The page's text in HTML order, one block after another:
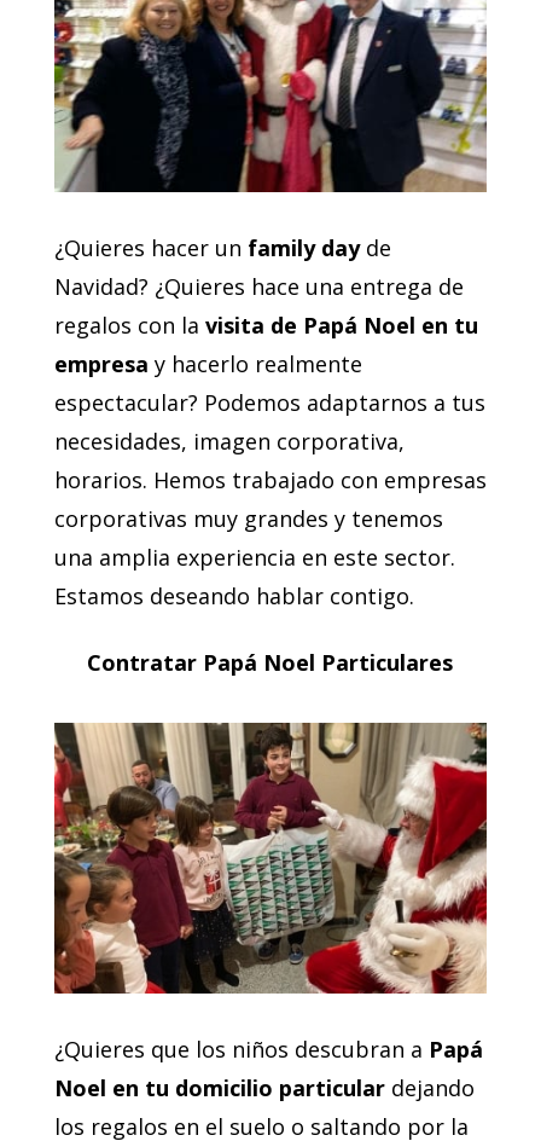
¿Quieres hacer un family dayde
Navidad? ¿Quieres hace una entrega de
regalos con la visita de Papá Noel en tu
empresa y hacerlo realmente
espectacular? Podemos adaptarnos a tus
necesidades, imagen corporativa,
horarios. Hemos trabajado con empresas
corporativas muy grandes y tenemos
una amplia experiencia en este sector.
Estamos deseando hablar contigo.
Contratar Papá Noel Particulares
¿Quieres que los niños descubran a Papá
Noel en tu domicilio particulardejando
los regalos en el suelo o saltando por la